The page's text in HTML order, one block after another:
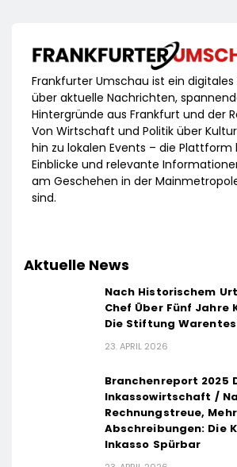
Frankfurter Umschau ist ein digitales
über aktuelle Nachrichten,
Hintergründe aus Frankfurt und der
Von Wirtschaft und Politik über
hin zu lokalen Events – die
Einblicke und relevante
am Geschehen in der
sind.
Aktuelle News
Nach Historischem
Chef Über Fünf Jahre
Die Stiftung
23. APRIL 2026
Branchenreport 2025
Inkassowirtschaft /
Rechnungstreue,
Abschreibungen: Die
Inkasso Spürbar